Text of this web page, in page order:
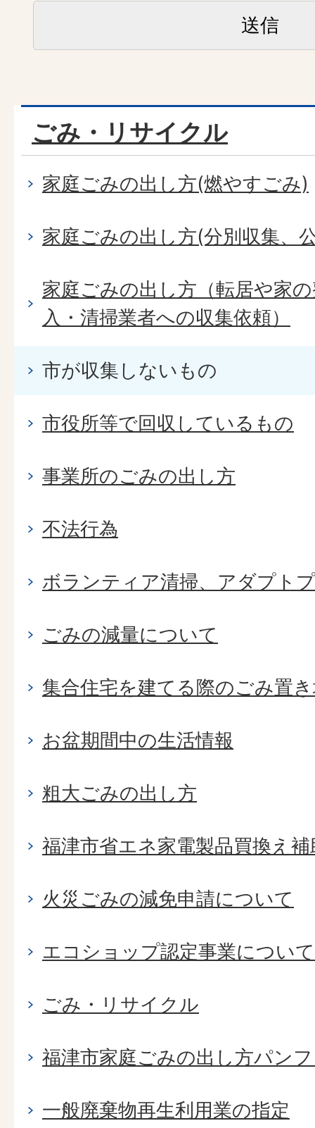
ごみ・リサイクル
家庭ごみの出し方(燃やすごみ)
家庭ごみの出し方(分別収集、
家庭ごみの出し方（転居や家
入・清掃業者への収集依頼）
市が収集しないもの
市役所等で回収しているもの
事業所のごみの出し方
不法行為
ボランティア清掃、アダプト
ごみの減量について
集合住宅を建てる際のごみ置
お盆期間中の生活情報
粗大ごみの出し方
福津市省エネ家電製品買換え
火災ごみの減免申請について
エコショップ認定事業について
ごみ・リサイクル
福津市家庭ごみの出し方パン
一般廃棄物再生利用業の指定